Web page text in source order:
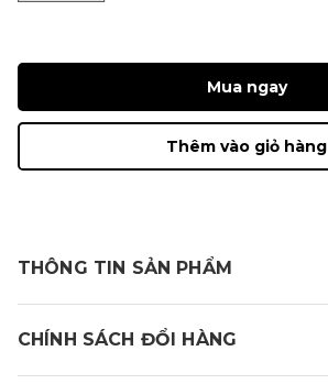
Mua ngay
Thêm vào giỏ hàng
THÔNG TIN SẢN PHẨM
CHÍNH SÁCH ĐỔI HÀNG